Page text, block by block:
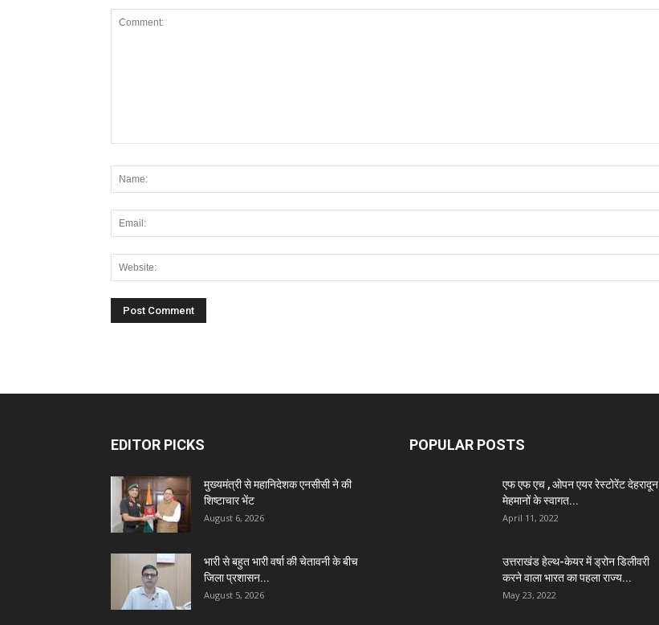
EDITOR PICKS
मुख्यमंत्री से महानिदेशक एनसीसी ने की
शिष्टाचार भेंट
August 6, 2026
भारी से बहुत भारी वर्षा की चेतावनी के बीच
जिला प्रशासन...
August 5, 2026
POPULAR POSTS
एफ एफ एच , ओपन एयर रेस्टोरेंट देहरादून
मेहमानों के स्वागत...
April 11, 2022
उत्तराखंड हेल्थ-केयर में ड्रोन डिलीवरी
करने वाला भारत का पहला राज्य...
May 23, 2022